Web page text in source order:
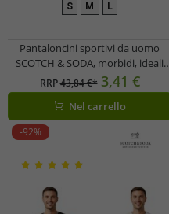
S M L
Pantaloncini sportivi da uomo
SCOTCH & SODA, morbidi, ideali
per il fitness, il tempo libero o la
spiaggia. Disponibili in cotone blu
petrolio, grigio chiaro o in rete, nei
colori blu royal, nero/blu/petrolio.
RRP43,84 €* 3,41 €
Nel carrello
-92%